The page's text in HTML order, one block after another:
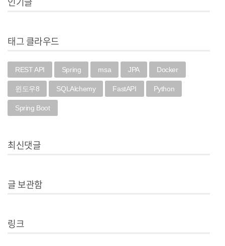
태그 클라우드
REST API Spring msa JPA Docker
윈도우8 SQLAlchemy FastAPI Python
Spring Boot
최신댓글
글 보관함
링크